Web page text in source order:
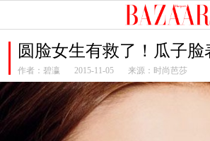
圆脸女生有救了！瓜子脸
作者： 碧瀛 2015-11-05 来源：时尚芭莎